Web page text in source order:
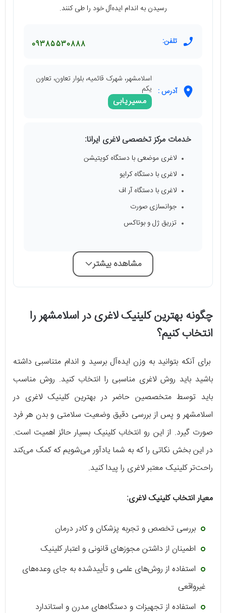
رسیدن به اندام ایده‌آل خود را طی کنند.
تلفن: 09385530888
آدرس :
اسلامشهر، شهرک قائمیه، بلوار تعاون، تعاون
یکم
مسیریابی
خدمات مرکز تخصصی لاغری ایرانا:
لاغری موضعی با دستگاه کویتیشن
لاغری با دستگاه کرایو
لاغری با دستگاه آر اف
جوانسازی ‌صورت
تزریق ژل و بوتاکس
مشاهده بیشتر
چگونه بهترین کلینیک لاغری در اسلامشهر را
انتخاب کنیم؟
برای آنکه بتوانید به وزن ایده‌آل برسید و اندام متناسبی داشته
باشید باید روش لاغری مناسبی را انتخاب کنید. روش مناسب
باید توسط متخصصین حاضر در بهترین کلینیک لاغری در
اسلامشهر و پس از بررسی دقیق وضعیت سلامتی و بدن هر فرد
صورت گیرد. از این رو انتخاب کلینیک بسیار حائز اهمیت است.
در این بخش نکاتی را که به شما یادآور می‌شویم که کمک می‌کند
راحت‌تر کلینیک معتبر لاغری را پیدا کنید.
معیار انتخاب کلینیک لاغری:
بررسی تخصص و تجربه پزشکان و کادر درمان
اطمینان از داشتن مجوزهای قانونی و اعتبار کلینیک
استفاده از روش‌های علمی و تأییدشده به جای وعده‌های
غیرواقعی
استفاده از تجهیزات و دستگاه‌های مدرن و استاندارد